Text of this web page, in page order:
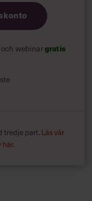
webinargratis
tredje part. Läs vår
här.